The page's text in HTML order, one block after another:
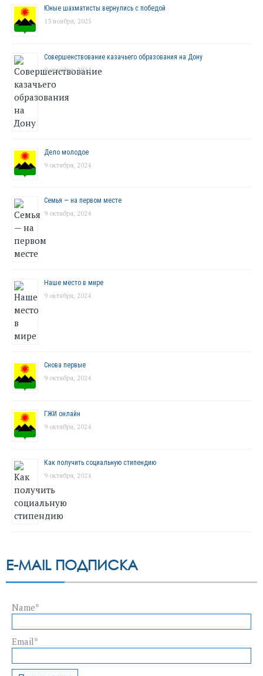
Юные шахматисты вернулись с победой
13 ноября, 2025
Совершенствование казачьего образования на Дону
9 октября, 2024
Дело молодое
9 октября, 2024
Семья — на первом месте
9 октября, 2024
Наше место в мире
9 октября, 2024
Снова первые
9 октября, 2024
ГЖИ онлайн
9 октября, 2024
Как получить социальную стипендию
9 октября, 2024
E-MAIL ПОДПИСКА
Name*
Email*